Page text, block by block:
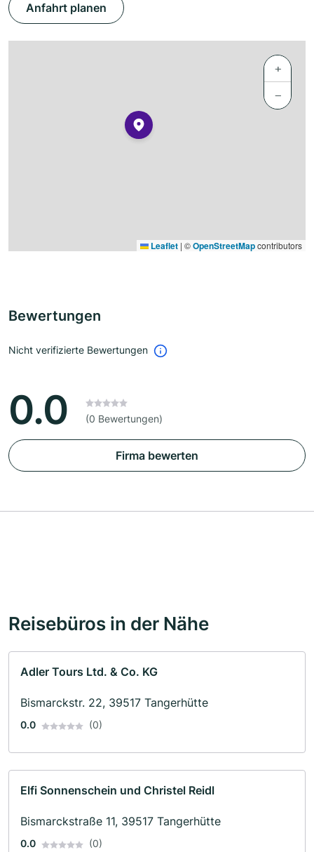
Anfahrt planen
+
−
Leaflet | ©OpenStreetMapcontributors
Bewertungen
Nicht verifizierte Bewertungen
0.0 (0 Bewertungen)
Firma bewerten
Reisebüros in der Nähe
Adler Tours Ltd. & Co. KG
Bismarckstr. 22, 39517 Tangerhütte
0.0 (0)
Elfi Sonnenschein und Christel Reidl
Bismarckstraße 11, 39517 Tangerhütte
0.0 (0)